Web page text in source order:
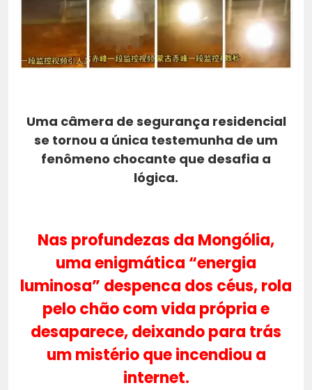
Uma câmera de segurança residencial
se tornou a única testemunha de um
fenômeno chocante que desafia a
lógica.
Nas profundezas da Mongólia,
uma enigmática “energia
luminosa” despenca dos céus, rola
pelo chão com vida própria e
desaparece, deixando para trás
um mistério que incendiou a
internet.